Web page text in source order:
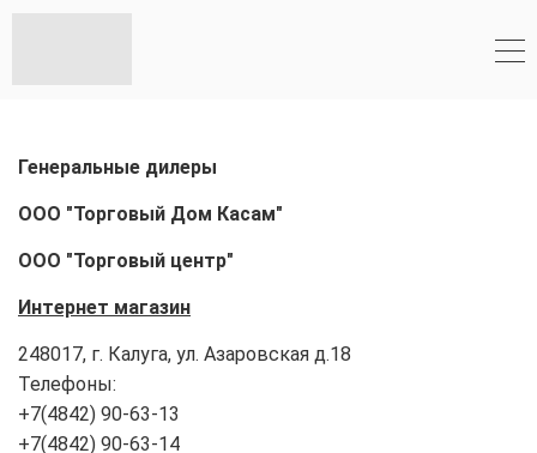
Генеральные дилеры
ООО "Торговый Дом Касам"
ООО "Торговый центр"
Интернет магазин
248017, г. Калуга, ул. Азаровская д.18
Телефоны:
+7(4842) 90-63-13
+7(4842) 90-63-14